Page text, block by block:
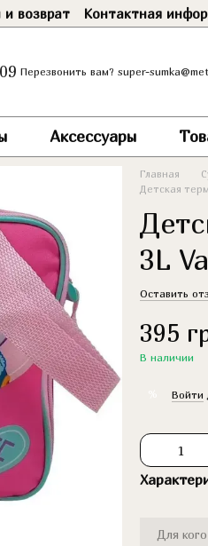
возврат Контактная
Перезвонить вам? super-
Аксессуары
Главная
Детская
3L
Оставить
395
В наличии
Войти
Для кого